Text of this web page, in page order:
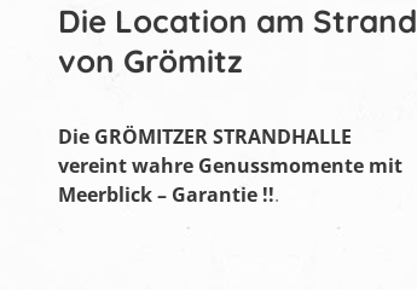
Die Location am Strand
von Grömitz
Die GRÖMITZER STRANDHALLE
vereintwahre Genussmomente mit
Meerblick – Garantie !!.